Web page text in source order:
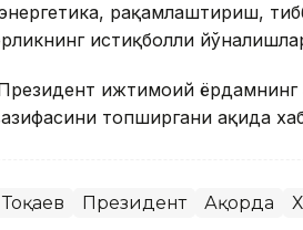
рақамлаштириш,
истиқболли
ижтимоий ёрдамнинг
топширгани ҳақида
Президент Ақорда